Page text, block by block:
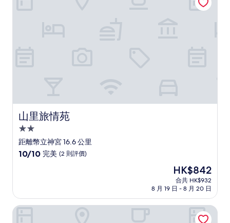
山里旅情苑
山里旅情苑
2.0
星
級
距離幣立神宮 16.6 公里
10.0
10
分)，
10/10 完美 (2 則評價)
現
售
HK$842
HK$842
合共 HK$932
8 月 19 日 - 8 月 20 日
索雷斯特高千穗町酒店